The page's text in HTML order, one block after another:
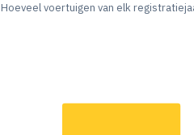
Hoeveel voertuigen van elk